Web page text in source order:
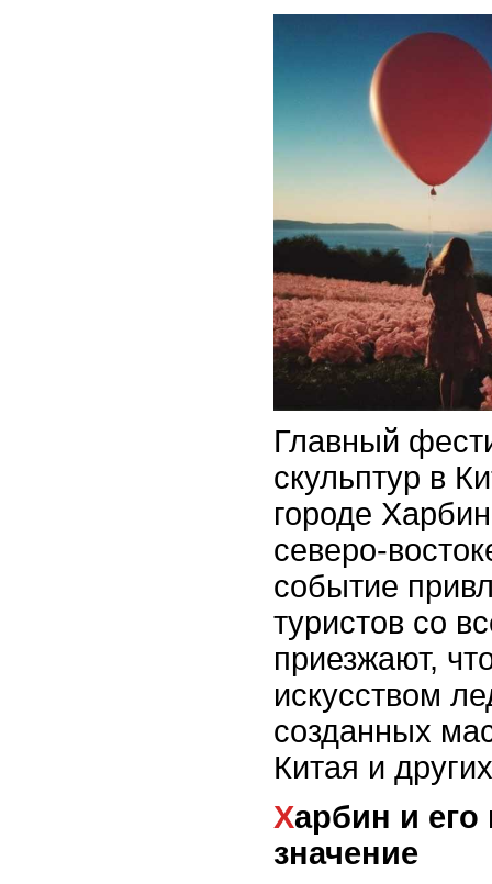
Главный
скульптур в
городе
северо-
событие
туристов со
приезжают,
искусством
созданных
Китая и
Харбин и его культурное
значение